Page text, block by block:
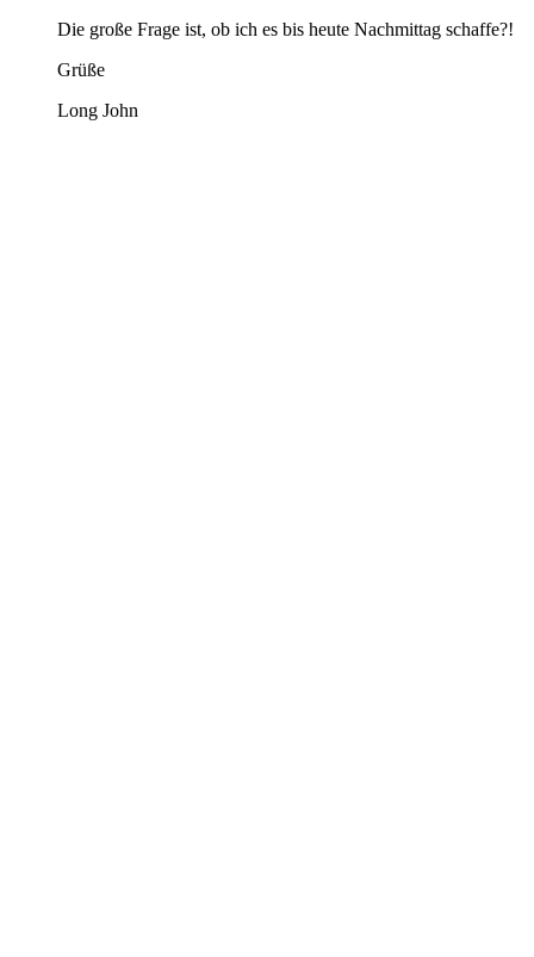
Die große Frage ist, ob ich es bis heute Nachmittag schaffe?!
Grüße
Long John